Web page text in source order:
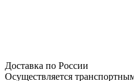
Доставка по России
Осуществляется